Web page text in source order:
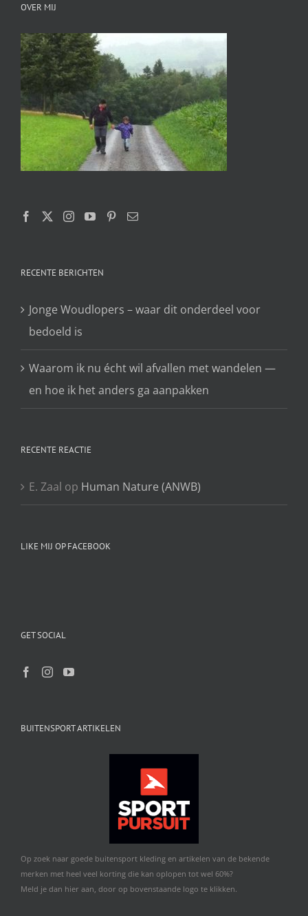
OVER MIJ
RECENTE BERICHTEN
Jonge Woudlopers – waar dit onderdeel voor
bedoeld is
Waarom ik nu écht wil afvallen met wandelen —
en hoe ik het anders ga aanpakken
RECENTE REACTIE
E. Zaal op Human Nature (ANWB)
LIKE MIJ OP FACEBOOK
GET SOCIAL
BUITENSPORT ARTIKELEN
Op zoek naar goede buitensport kleding en artikelen van de bekende
merken met heel veel korting die kan oplopen tot wel 60%?
Meld je dan hier aan, door op bovenstaande logo te klikken.